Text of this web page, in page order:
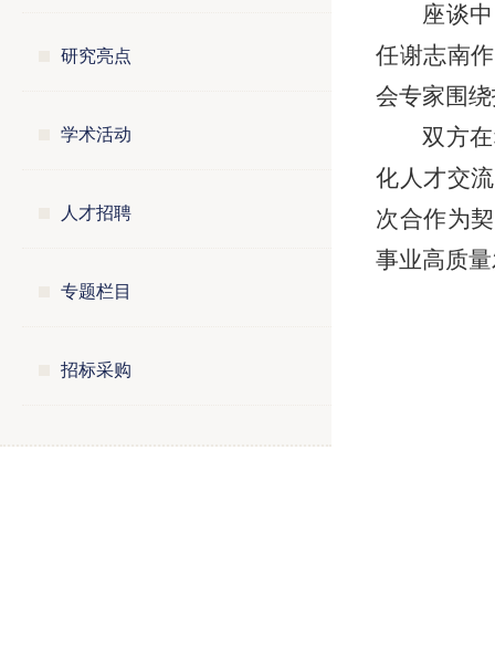
研究亮点
学术活动
人才招聘
专题栏目
招标采购
座谈
任谢志南
会专家围
双方
化人才交
次合作为
事业高质